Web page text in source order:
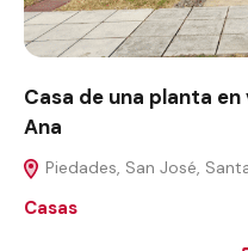
Casa de una planta
Ana
Piedades, San José,
Casas